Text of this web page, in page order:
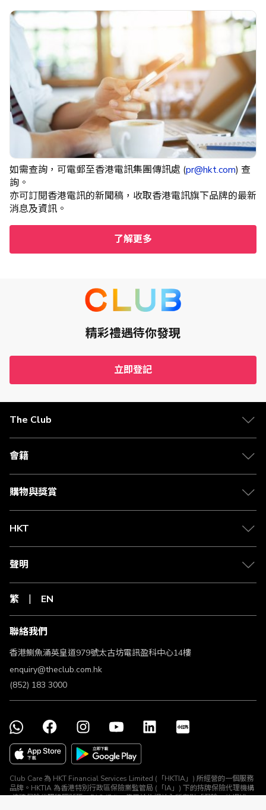
如需查詢，可電郵至香港電訊集團傳訊處 (pr@hkt.com) 查
詢。​
亦可訂閱香港電訊的新聞稿，收取香港電訊旗下品牌的最新
消息及資訊。
了解更多
精彩禮遇待你發現
立即登記
The Club
會籍
購物與獎賞
HKT
聲明
繁 EN
聯絡我們
香港鰂魚涌英皇道979號太古坊電訊盈科中心14樓
enquiry@theclub.com.hk
(852) 183 3000
Club Care 為 HKT Financial Services Limited (「HKTIA」) 所經營的一個服務
品牌。HKTIA 為香港特別行政區保險業監管局 (「IA」) 下的持牌保險代理機構
(持牌保險代理牌照號碼：FA2474)。使用於此網站內所有對「保險」的提述、